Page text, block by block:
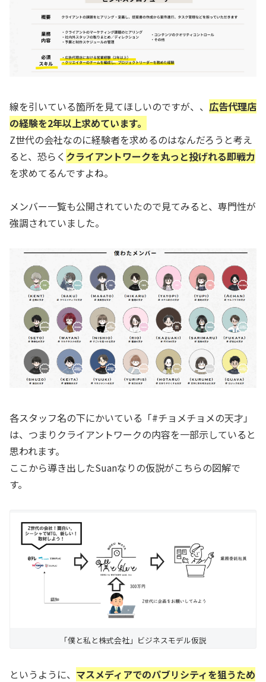
線を引いている箇所を見てほしいのですが、、 広告代理店
の経験を2年以上求めています。
Z世代の会社なのに経験者を求めるのはなんだろうと考え
ると、恐らく クライアントワークを丸っと投げれる即戦力
を求めてるんですよね。
メンバー一覧も公開されていたので見てみると、専門性が
強調されていました。
各スタッフ名の下にかいている「#チョメチョメの天才」
は、つまりクライアントワークの内容を一部示していると
思われます。
ここから導き出したSuanなりの仮説がこちらの図解で
す。
「僕と私と株式会社」ビジネスモデル仮説
というように、 マスメディアでのパブリシティを狙うため